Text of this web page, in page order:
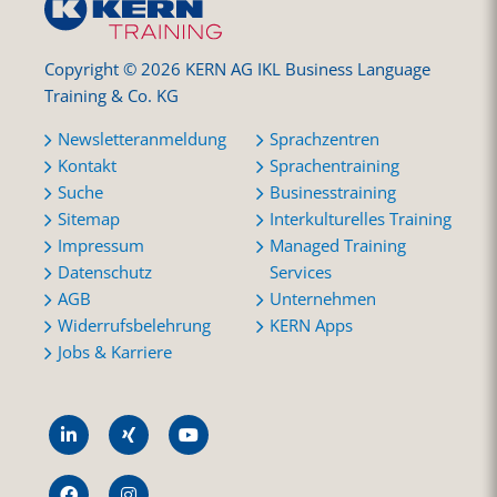
Copyright © 2026 KERN AG IKL Business Language
Training & Co. KG
Newsletteranmeldung
Kontakt
Suche
Sitemap
Impressum
Datenschutz
AGB
Widerrufsbelehrung
Jobs & Karriere
Sprachzentren
Sprachentraining
Businesstraining
Interkulturelles Training
Managed Training
Services
Unternehmen
KERN Apps